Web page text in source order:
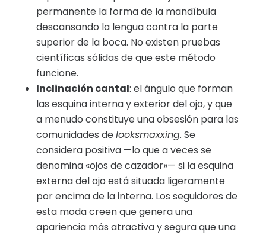
permanente la forma de la mandíbula
descansando la lengua contra la parte
superior de la boca. No existen pruebas
científicas sólidas de que este método
funcione.
Inclinación cantal: el ángulo que forman
las esquina interna y exterior del ojo, y que
a menudo constituye una obsesión para las
comunidades delooksmaxxing. Se
considera positiva —lo que a veces se
denomina «ojos de cazador»— si la esquina
externa del ojo está situada ligeramente
por encima de la interna. Los seguidores de
esta moda creen que genera una
apariencia más atractiva y segura que una